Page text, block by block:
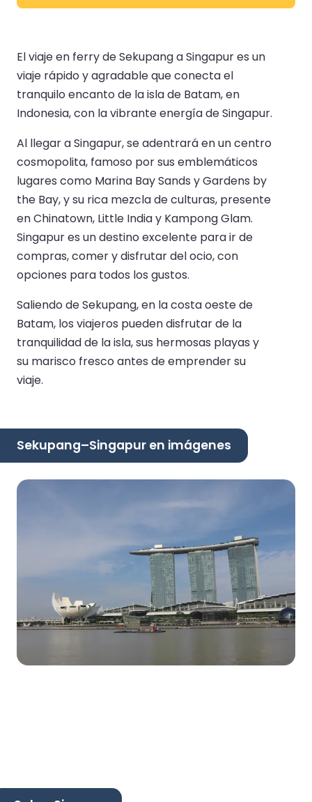
El viaje en ferry de Sekupang a Singapur es un
viaje rápido y agradable que conecta el
tranquilo encanto de la isla de Batam, en
Indonesia, con la vibrante energía de Singapur.
Al llegar a Singapur, se adentrará en un centro
cosmopolita, famoso por sus emblemáticos
lugares como Marina Bay Sands y Gardens by
the Bay, y su rica mezcla de culturas, presente
en Chinatown, Little India y Kampong Glam.
Singapur es un destino excelente para ir de
compras, comer y disfrutar del ocio, con
opciones para todos los gustos.
Saliendo de Sekupang, en la costa oeste de
Batam, los viajeros pueden disfrutar de la
tranquilidad de la isla, sus hermosas playas y
su marisco fresco antes de emprender su
viaje.
Sekupang–Singapur en imágenes